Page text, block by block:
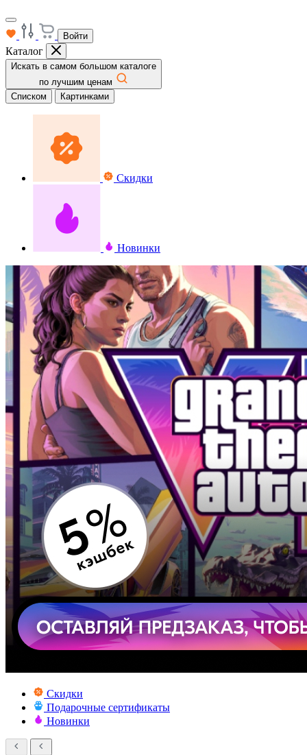
Войти
Каталог
Искать в самом большом каталоге
по лучшим ценам
Списком
Картинками
Скидки
Новинки
Скидки
Подарочные сертификаты
Новинки